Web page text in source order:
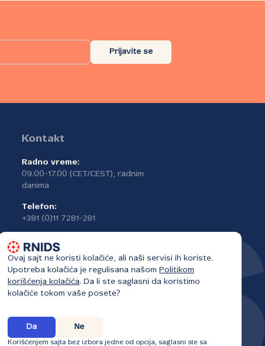
Prijavite se
Kontakt
Radno vreme:
09.00-17.00 (CET/CEST), radnim
danima
Telefon:
+381 (0)11 7281-281
Ovaj sajt ne koristi kolačiće, ali naši servisi ih koriste.
Upotreba kolačića je regulisana našom Politikom
korišćenja kolačića. Da li ste saglasni da koristimo
kolačiće tokom vaše posete?
Da Ne
Korišćenjem sajta bez izbora jedne od opcija, saglasni ste sa